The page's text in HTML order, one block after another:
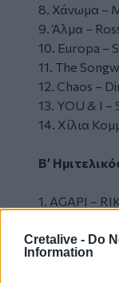
Cretalive - Do
Information
8. Χάνωμα –
9. Άλμα –
10. Europa –
11. The
12. Chaos –
13. YOU & I –
14. Χίλια
Β’
1. AGAPI –
3. Labyrinth –
4. Daughters